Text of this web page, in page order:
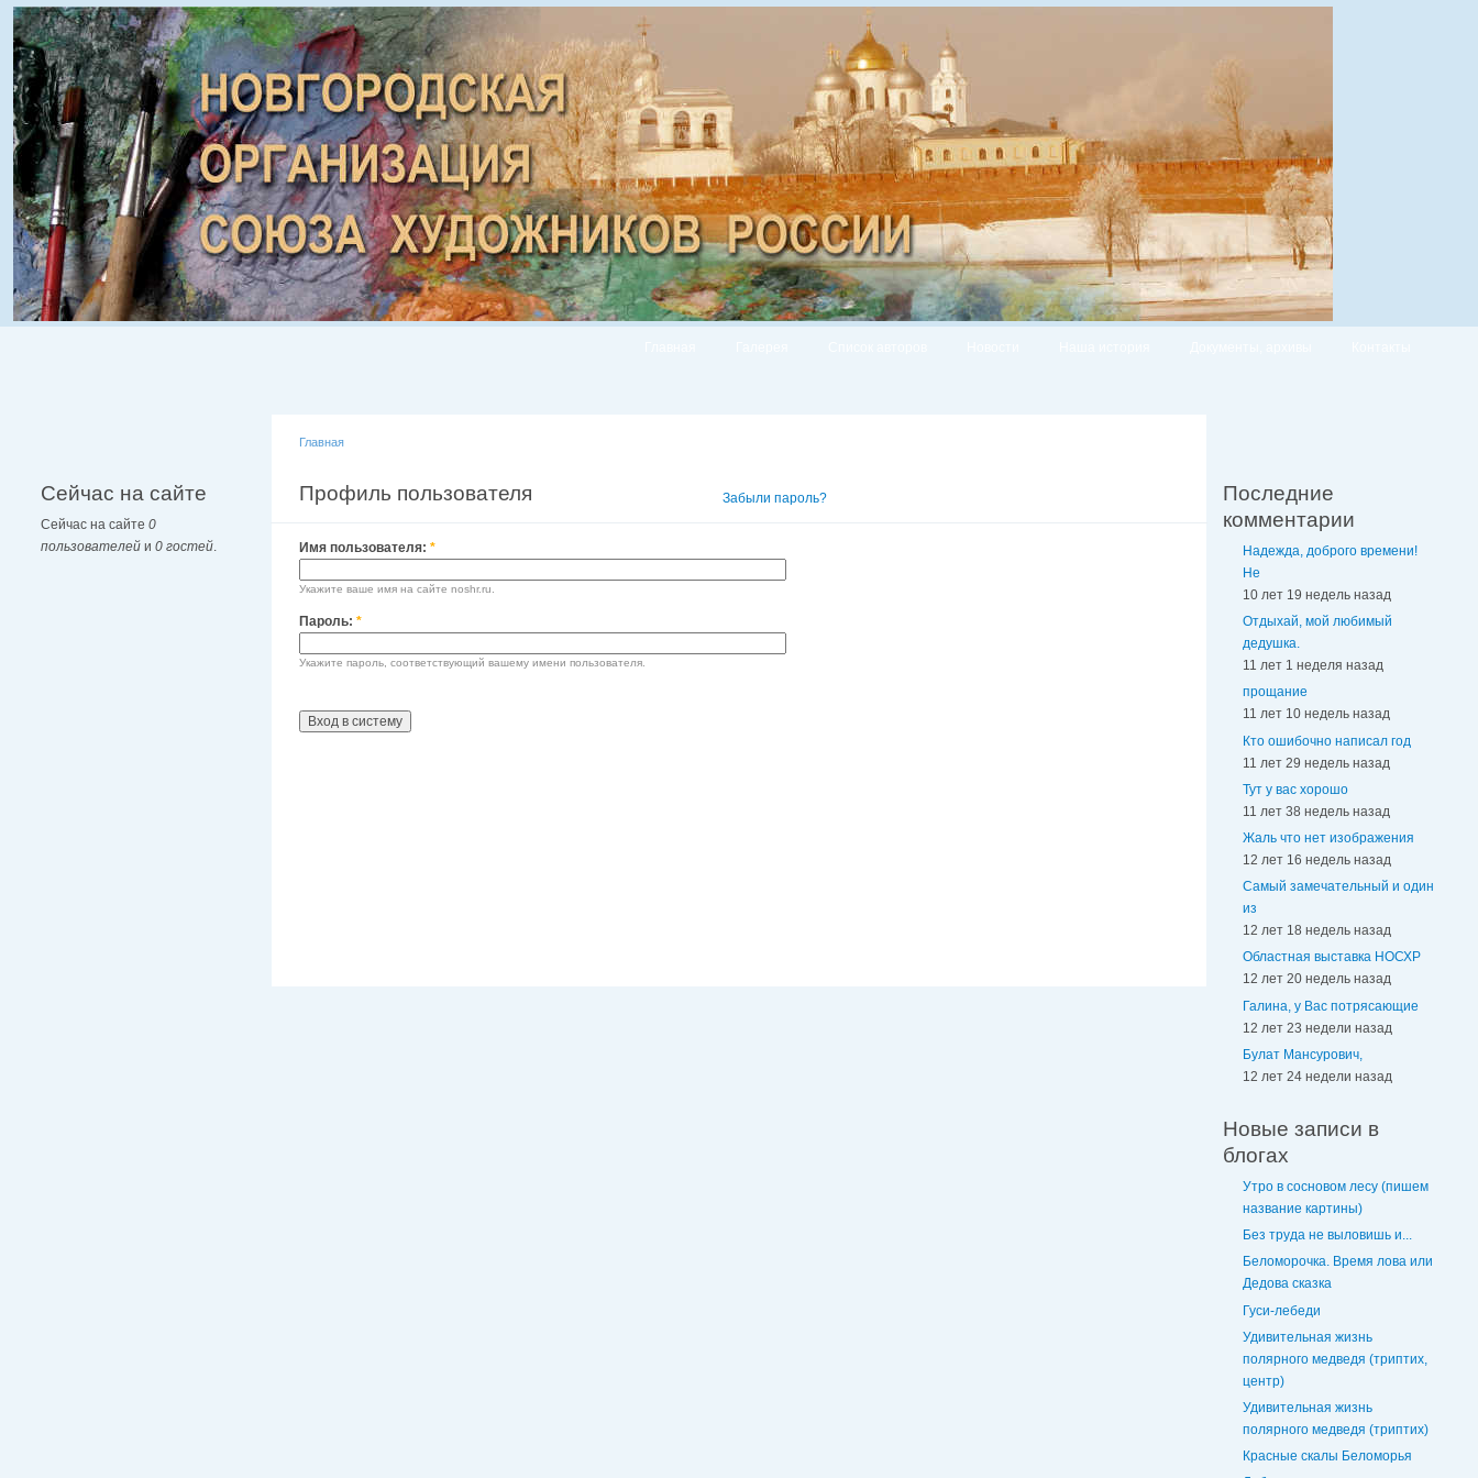
Сейчас на сайте
Сейчас на сайте 0
пользователей и 0 гостей.
Главная
Профиль пользователя Забыли пароль?
Имя пользователя: *
Укажите ваше имя на сайте noshr.ru.
Пароль: *
Укажите пароль, соответствующий вашему имени пользователя.
Последние
комментарии
Надежда, доброго времени!
Не
10 лет 19 недель назад
Отдыхай, мой любимый
дедушка.
11 лет 1 неделя назад
прощание
11 лет 10 недель назад
Кто ошибочно написал год
11 лет 29 недель назад
Тут у вас хорошо
11 лет 38 недель назад
Жаль что нет изображения
12 лет 16 недель назад
Самый замечательный и один
из
12 лет 18 недель назад
Областная выставка НОСХР
12 лет 20 недель назад
Галина, у Вас потрясающие
12 лет 23 недели назад
Булат Мансурович,
12 лет 24 недели назад
Новые записи в
блогах
Утро в сосновом лесу (пишем
название картины)
Без труда не выловишь и...
Беломорочка. Время лова или
Дедова сказка
Гуси-лебеди
Удивительная жизнь
полярного медведя (триптих,
центр)
Удивительная жизнь
полярного медведя (триптих)
Красные скалы Беломорья